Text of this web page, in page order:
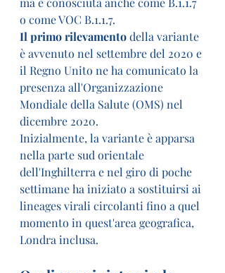
o come VOC B.1.1.7.
Il primo rilevamento della variante
è avvenuto nel settembre del 2020 e
il Regno Unito ne ha comunicato la
presenza all'Organizzazione
Mondiale della Salute (OMS) nel
dicembre 2020.
Inizialmente, la variante è apparsa
nella parte sud orientale
dell'Inghilterra e nel giro di poche
settimane ha iniziato a sostituirsi ai
lineages virali circolanti fino a quel
momento in quest'area geografica,
Londra inclusa.